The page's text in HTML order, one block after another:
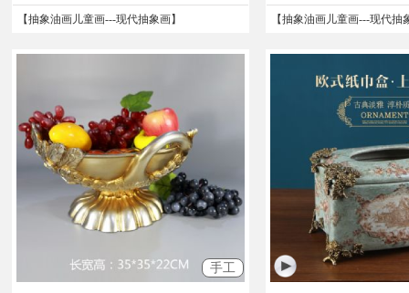
【抽象油画儿童画---现代抽象画】 【抽象油画儿童画---现代抽
手工